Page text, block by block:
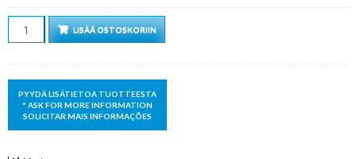
Määrä LISÄÄ OSTOSKORIIN